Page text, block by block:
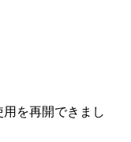
を再開できまし